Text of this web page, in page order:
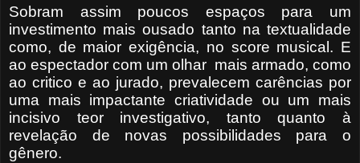
Sobram assim poucos espaços para um
investimento mais ousado tanto na textualidade
como, de maior exigência, no score musical. E
ao espectador com um olhar mais armado, como
ao critico e ao jurado, prevalecem carências por
uma mais impactante criatividade ou um mais
incisivo teor investigativo, tanto quanto à
revelação de novas possibilidades para o
gênero.